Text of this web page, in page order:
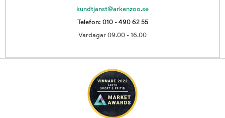
kundtjanst@arkenzoo.se
Telefon: 010 - 490 62 55
Vardagar 09.00 - 16.00